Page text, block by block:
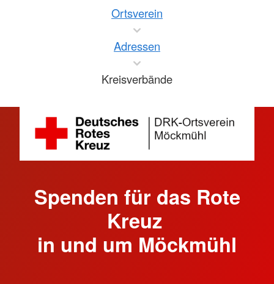
Ortsverein
Adressen
Kreisverbände
Spenden für das Rote
Kreuz
in und um Möckmühl